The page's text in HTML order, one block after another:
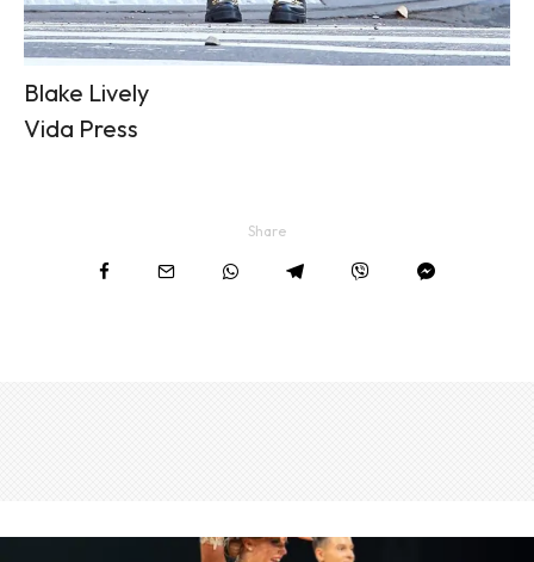
Blake Lively
Vida Press
Share